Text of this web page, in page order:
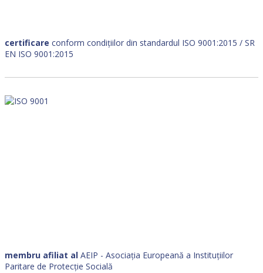
certificare conform condițiilor din standardul ISO 9001:2015 / SR
EN ISO 9001:2015
membru afiliat al AEIP - Asociația Europeană a Instituțiilor
Paritare de Protecție Socială